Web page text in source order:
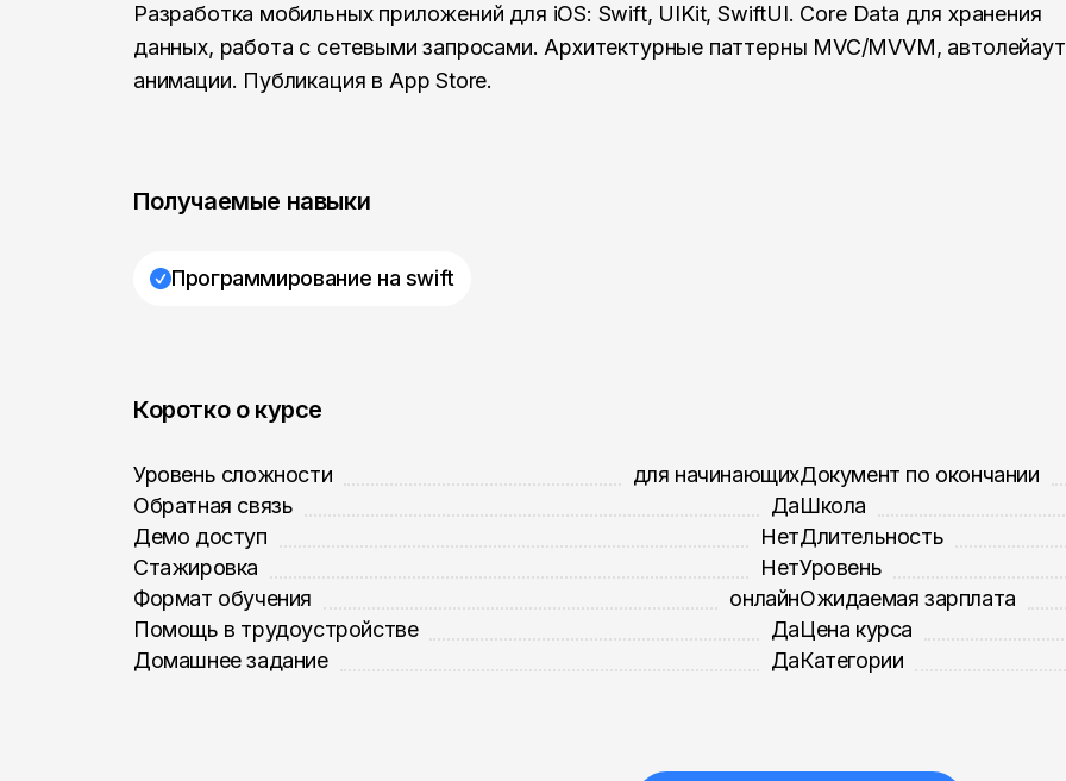
Разработка мобильных приложений для iOS: Swift, UIKit, SwiftUI. Core Data для хранения
данных, работа с сетевыми запросами. Архитектурные паттерны MVC/MVVM,
анимации. Публикация в App Store.
Получаемые навыки
Программирование на swift
Коротко о курсе
Уровень сложности
для начинающих
Обратная связь
Да
Демо доступ
Нет
Стажировка
Нет
Формат обучения
онлайн
Помощь в трудоустройстве
Да
Домашнее задание
Да
Документ по окончании
Школа
Длительность
Уровень
Ожидаемая зарплата
Цена курса
Категории